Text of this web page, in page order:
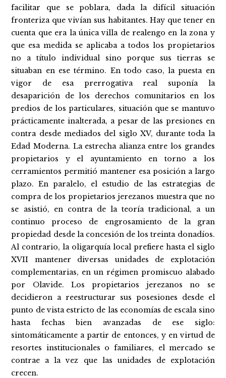
facilitar que se poblara, dada la difícil situación
fronteriza que vivían sus habitantes. Hay que tener en
cuenta que era la única villa de realengo en la zona y
que esa medida se aplicaba a todos los propietarios
no a título individual sino porque sus tierras se
situaban en ese término. En todo caso, la puesta en
vigor de esa prerrogativa real suponía la
desaparición de los derechos comunitarios en los
predios de los particulares, situación que se mantuvo
prácticamente inalterada, a pesar de las presiones en
contra desde mediados del siglo XV, durante toda la
Edad Moderna. La estrecha alianza entre los grandes
propietarios y el ayuntamiento en torno a los
cerramientos permitió mantener esa posición a largo
plazo. En paralelo, el estudio de las estrategias de
compra de los propietarios jerezanos muestra que no
se asistió, en contra de la teoría tradicional, a un
continuo proceso de engrosamiento de la gran
propiedad desde la concesión de los treinta donadíos.
Al contrario, la oligarquía local prefiere hasta el siglo
XVII mantener diversas unidades de explotación
complementarias, en un régimen promiscuo alabado
por Olavide. Los propietarios jerezanos no se
decidieron a reestructurar sus posesiones desde el
punto de vista estricto de las economías de escala sino
hasta fechas bien avanzadas de ese siglo:
sintomáticamente a partir de entonces, y en virtud de
resortes institucionales o familiares, el mercado se
contrae a la vez que las unidades de explotación
crecen.